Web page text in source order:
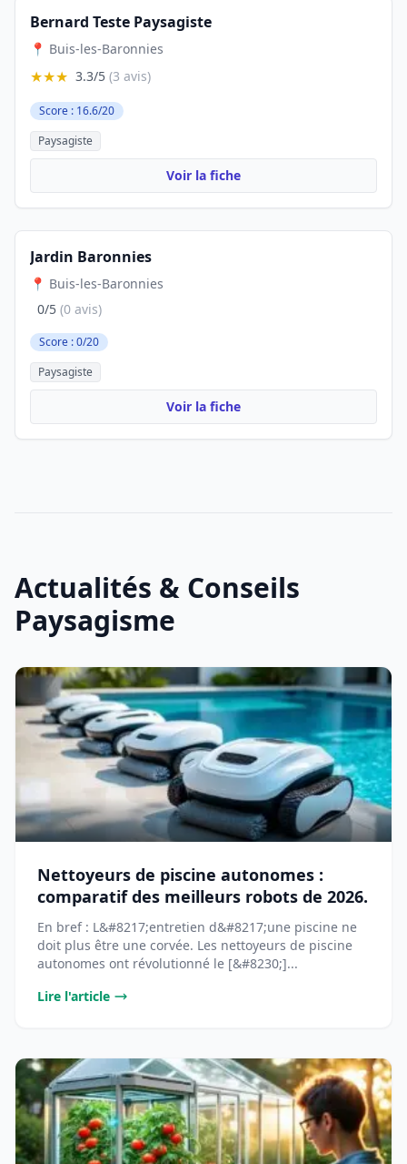
Bernard Teste Paysagiste
📍 Buis-les-Baronnies
★★★ 3.3/5 (3 avis)
Score : 16.6/20
Paysagiste
Voir la fiche
Jardin Baronnies
📍 Buis-les-Baronnies
0/5 (0 avis)
Score : 0/20
Paysagiste
Voir la fiche
Actualités & Conseils
Paysagisme
Nettoyeurs de piscine autonomes :
comparatif des meilleurs robots de 2026.
En bref : L&#8217;entretien d&#8217;une piscine ne
doit plus être une corvée. Les nettoyeurs de piscine
autonomes ont révolutionné le [&#8230;]...
Lire l'article